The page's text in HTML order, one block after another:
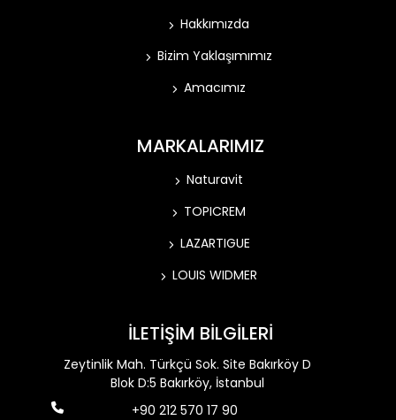
Hakkımızda
Bizim Yaklaşımımız
Amacımız
MARKALARIMIZ
Naturavit
TOPICREM
LAZARTIGUE
LOUIS WIDMER
İLETİŞİM BİLGİLERİ
Zeytinlik Mah. Türkçü Sok. Site Bakırköy D
Blok D:5 Bakırköy, İstanbul
+90 212 570 17 90